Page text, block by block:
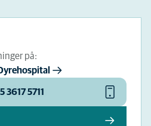
på:
5711